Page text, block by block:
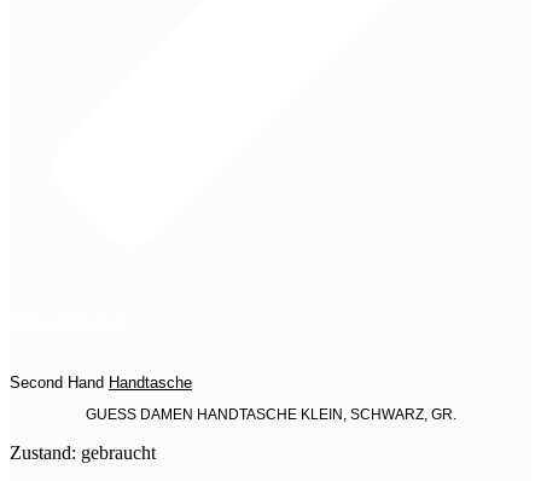
Second Hand Handtasche
GUESS DAMEN HANDTASCHE KLEIN, SCHWARZ, GR.
Zustand: gebraucht